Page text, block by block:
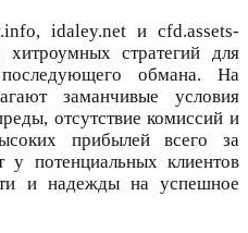
idaley.net и cfd.assets-
стратегий для
обмана. На
заманчивые условия
отсутствие комиссий и
прибылей всего за
у потенциальных клиентов
и надежды на успешное